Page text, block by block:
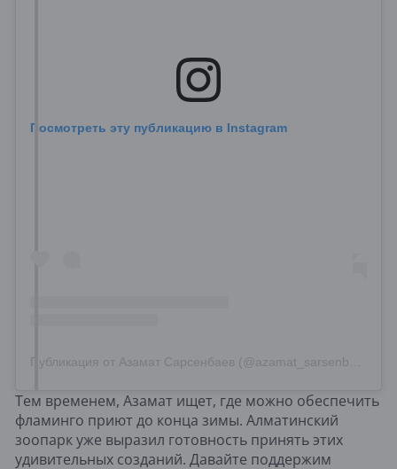
Посмотреть эту публикацию в Instagram
Тем временем, Азамат ищет, где можно обеспечить
фламинго приют до конца зимы. Алматинский
зоопарк уже выразил готовность принять этих
удивительных созданий. Давайте поддержим